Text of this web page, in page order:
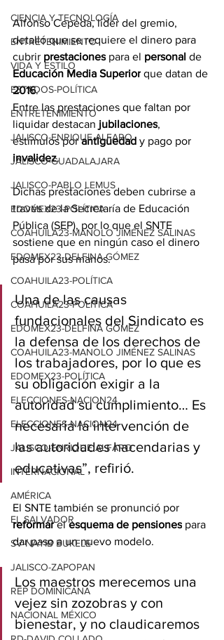
CIENCIA Y TECNOLOGÍA
ENTRETENIMIENTO
VIDA Y ESTILO
ESTADOS-POLÍTICA
ENTRETENIMIENTO
JALISCO-ENRIQUE ALFARO
JALISCO-GUADALAJARA
JALISCO-PABLO LEMUS
EDOMEX23-POLÍTICA
COAHUILA23-MANOLO JIMÉNEZ SALINAS
EDOMEX23-DELFINA GÓMEZ
COAHUILA23-POLÍTICA
COAHUILA23-POLÍTICA
EDOMEX23-DELFINA GÓMEZ
COAHUILA23-MANOLO JIMÉNEZ SALINAS
EDOMEX23-POLÍTICA
ELECCIONES-NACION24
ELECCIONES-NACION24
JALISCO-ENRIQUE ALFARO
INTERNACIONAL
AMÉRICA
EL SALVADOR
SV-NAYIB BUKELE
JALISCO-ZAPOPAN
REP DOMINICANA
NACIONAL MÉXICO
Alfonso Cepeda, líder del gremio,
detalló que se requiere el dinero para
cubrir prestaciones para el personal de
Educación Media Superior que datan de
2016.
Entre las prestaciones que faltan por
liquidar destacan jubilaciones,
estímulos por antigüedad y pago por
invalidez.
Dichas prestaciones deben cubrirse a
través de la Secretaría de Educación
Pública (SEP), por lo que el SNTE
sostiene que en ningún caso el dinero
pasa por sus manos.
Una de las causas
fundacionales del Sindicato es
la defensa de los derechos de
los trabajadores, por lo que es
su obligación exigir a la
autoridad su cumplimiento… Es
necesaria la intervención de
las autoridades hacendarias y
educativas”, refirió.
El SNTE también se pronunció por
reformar el esquema de pensiones para
dar paso a un nuevo modelo.
Los maestros merecemos una
vejez sin zozobras y con
bienestar, y no claudicaremos